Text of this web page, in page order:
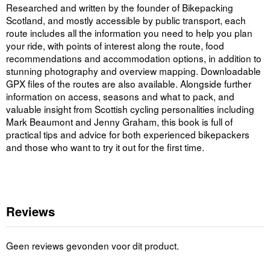
Researched and written by the founder of Bikepacking
Scotland, and mostly accessible by public transport, each
route includes all the information you need to help you plan
your ride, with points of interest along the route, food
recommendations and accommodation options, in addition to
stunning photography and overview mapping. Downloadable
GPX files of the routes are also available. Alongside further
information on access, seasons and what to pack, and
valuable insight from Scottish cycling personalities including
Mark Beaumont and Jenny Graham, this book is full of
practical tips and advice for both experienced bikepackers
and those who want to try it out for the first time.
Reviews
Geen reviews gevonden voor dit product.